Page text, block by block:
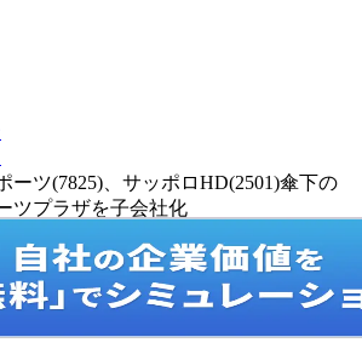
ーツ(7825)、サッポロHD(2501)傘下の
ツプラザを子会社化